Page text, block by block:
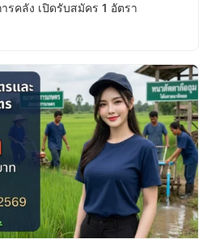
รคลัง เปิดรับสมัคร 1 อัตรา